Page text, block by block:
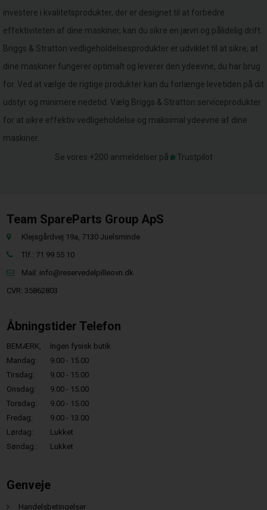
investere i kvalitetsprodukter, der er designet til at forbedre
effektiviteten af dine maskiner, kan du sikre en jævn og pålidelig drift.
Briggs & Stratton vedligeholdelsesprodukter er udviklet til at sikre, at
dine maskiner fungerer optimalt og leverer den ydeevne, du har brug
for. Ved at vælge de rigtige produkter kan du forlænge levetiden på dit
udstyr og minimere nedetid. Vælg Briggs & Stratton serviceprodukter
for at sikre effektiv vedligeholdelse og maksimal ydeevne af dine
maskiner.
Se vores +200 anmeldelser på
Trustpilot
Team SpareParts Group ApS
Klejsgårdvej 19a, 7130 Juelsminde
Tlf.: 71 99 55 10
Mail: info@reservedelpilleovn.dk
CVR: 35862803
Åbningstider Telefon
BEMÆRK,
Ingen fysisk butik
Mandag:
9.00 - 15.00
Tirsdag:
9.00 - 15.00
Onsdag:
9.00 - 15.00
Torsdag:
9.00 - 15.00
Fredag:
9.00 - 13.00
Lørdag:
Lukket
Søndag.:
Lukket
Genveje
Handelsbetingelser